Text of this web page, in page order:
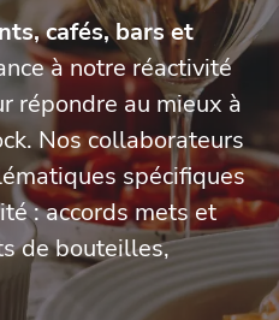
cafés, bars et
à notre réactivité
répondre au mieux à
Nos collaborateurs
spécifiques
: accords mets et
de bouteilles,